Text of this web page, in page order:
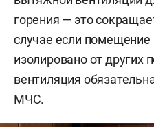
горения — это
случае если
изолировано от других
вентиляция
МЧС.